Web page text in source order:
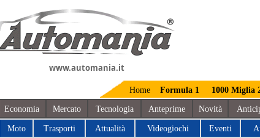
www.automania.it
Home Formula 1 1000 Miglia
Economia Mercato Tecnologia Anteprime Novità
Moto Trasporti Attualità Videogiochi Eventi